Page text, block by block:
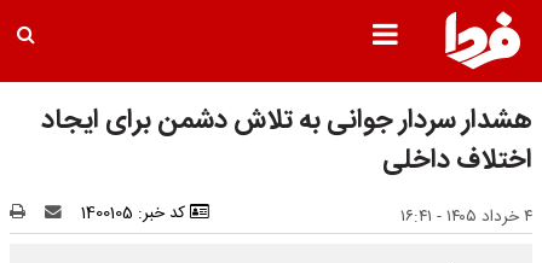
هشدار سردار جوانی به تلاش دشمن برای ایجاد
اختلاف داخلی
۴ خرداد ۱۴۰۵ - ۱۶:۴۱ کد خبر: 1400105